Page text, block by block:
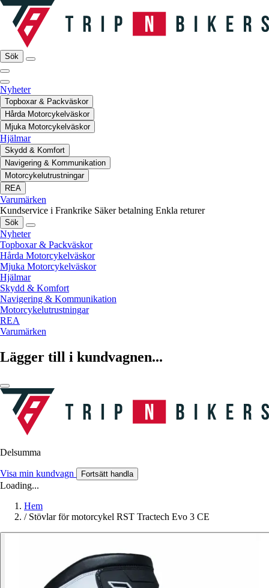
Sök
Nyheter
Topboxar & Packväskor
Hårda Motorcykelväskor
Mjuka Motorcykelväskor
Hjälmar
Skydd & Komfort
Navigering & Kommunikation
Motorcykelutrustningar
REA
Varumärken
Kundservice i Frankrike Säker betalning Enkla returer
Sök
Nyheter
Topboxar & Packväskor
Hårda Motorcykelväskor
Mjuka Motorcykelväskor
Hjälmar
Skydd & Komfort
Navigering & Kommunikation
Motorcykelutrustningar
REA
Varumärken
Lägger till i kundvagnen...
Delsumma
Visa min kundvagn Fortsätt handla
Loading...
Hem
/ Stövlar för motorcykel RST Tractech Evo 3 CE